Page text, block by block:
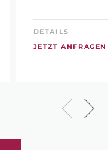
DETAILS
JETZT ANFRAGEN